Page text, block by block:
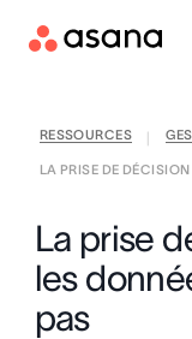
RESSOURCES
LA PRISE DE
La prise
les
pas